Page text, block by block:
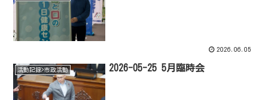
2026.06.05
活動記録>市政活動 2026-05-25 5月臨時会